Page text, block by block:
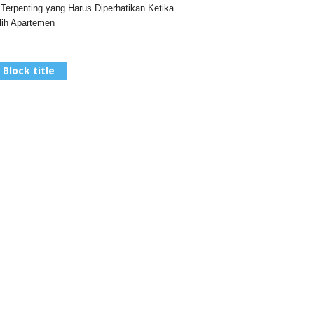
yang Harus Diperhatikan Ketika
Apartemen
Block title